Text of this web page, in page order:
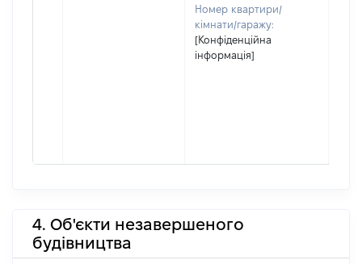
Номер квартири/
кімнати/гаражу:
[Конфіденційна
інформація]
4. Об'єкти незавершеного
будівництва